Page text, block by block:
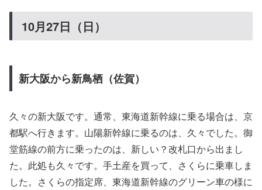
10月27日（日）
新大阪から新鳥栖（佐賀）
久々の新大阪です。通常、東海道新幹線に乗る場合は、京
都駅へ行きます。山陽新幹線に乗るのは、久々でした。御
堂筋線の前方に乗ったのは、新しい？改札口から出まし
た。此処も久々です。手土産を買って、さくらに乗車しま
した。さくらの指定席、東海道新幹線のグリーン車の様に